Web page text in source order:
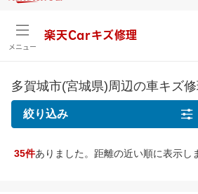
メニュー
楽天Carキズ修理
多賀城市(宮城県)周辺の車キズ
絞り込み
キズの種類
35件ありました。距離の近い順に表示し